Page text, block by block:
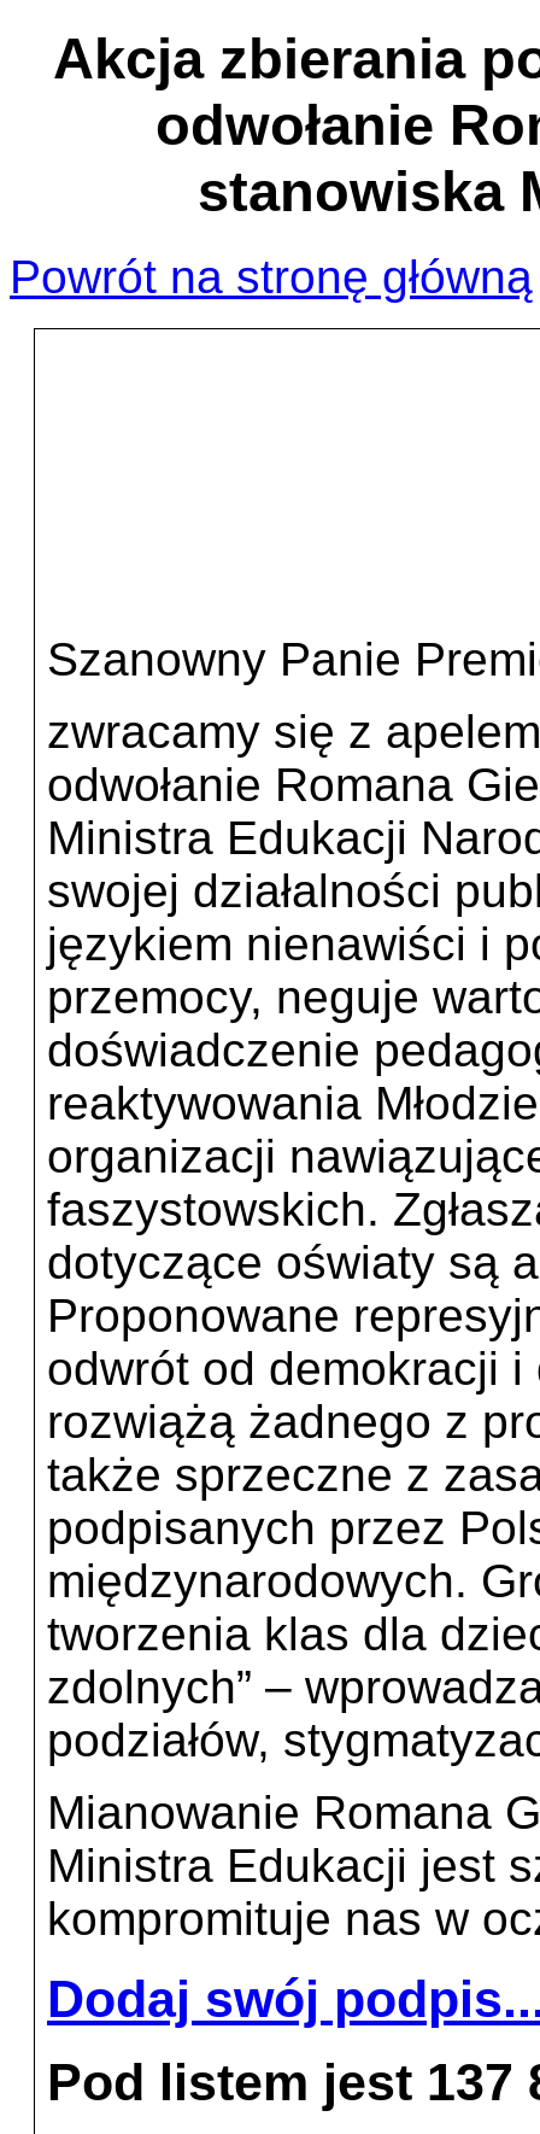
Akcja zbierania
odwołanie
stanowiska
Powrót na stronę główną
Szanowny Panie
zwracamy się z
odwołanie Romana
Ministra Edukacji
swojej działalności
językiem nienawiści i
przemocy, neguje
doświadczenie
reaktywowania
organizacji
faszystowskich.
dotyczące oświaty są
Proponowane
odwrót od demokracji
rozwiążą żadnego z
także sprzeczne z
podpisanych przez
międzynarodowych.
tworzenia klas dla
zdolnych” –
podziałów,
Mianowanie Romana
Ministra Edukacji jest
kompromituje nas w
Dodaj swój
Pod listem jest 137